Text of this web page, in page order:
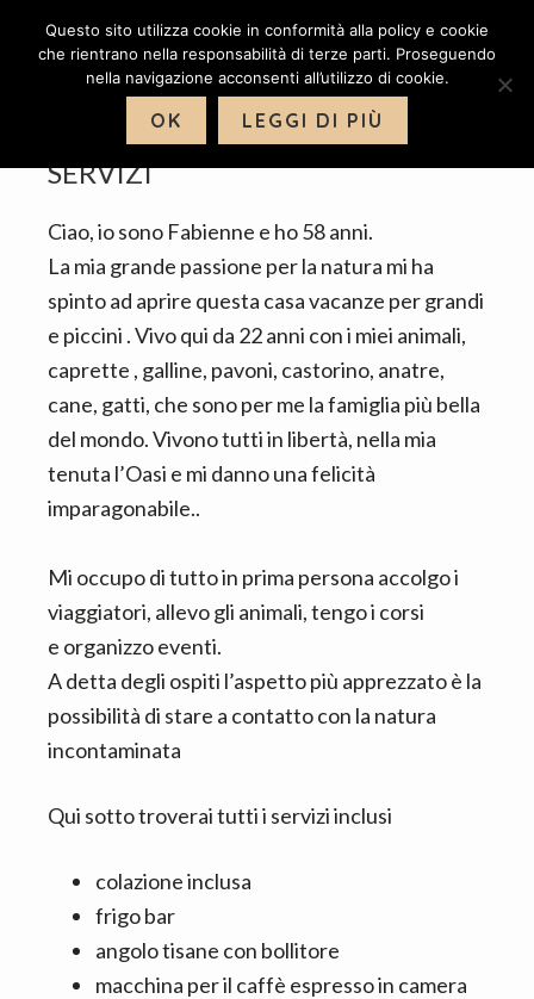
a
a
l
l
a
n
a
v
i
g
a
i
o
n
e
p
r
m
a
a
l
c
o
n
t
e
n
u
t
p
r
i
n
c
i
a
MENU
SERVIZI
Ciao, io sono Fabienne e ho 58 anni.
La mia grande passione per la natura mi ha
spinto ad aprire questa casa vacanze per grandi
e piccini . Vivo qui da 22 anni con i miei animali,
caprette , galline, pavoni, castorino, anatre,
cane, gatti, che sono per me la famiglia più bella
del mondo. Vivono tutti in libertà, nella mia
tenuta l’Oasi e mi danno una felicità
imparagonabile..
Mi occupo di tutto in prima persona accolgo i
viaggiatori, allevo gli animali, tengo i corsi
e organizzo eventi.
A detta degli ospiti l’aspetto più apprezzato è la
possibilità di stare a contatto con la natura
incontaminata
Qui sotto troverai tutti i servizi inclusi
colazione inclusa
frigo bar
angolo tisane con bollitore
macchina per il caffè espresso in camera
Questo sito utilizza cookie in conformità alla policy e cookie
che rientrano nella responsabilità di terze parti. Proseguendo
nella navigazione acconsenti all’utilizzo di cookie.
OK LEGGI DI PIÙ